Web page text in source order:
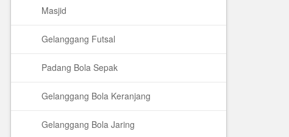
Masjid
Gelanggang Futsal
Padang Bola Sepak
Gelanggang Bola Keranjang
Gelanggang Bola Jaring